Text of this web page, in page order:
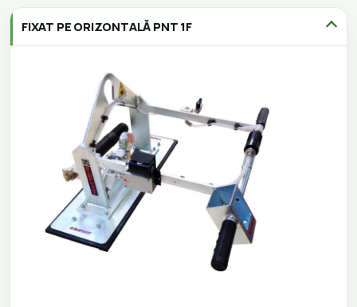
FIXAT PE ORIZONTALĂ PNT 1F